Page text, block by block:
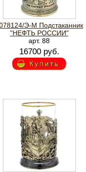
Э-М Подстаканник
"НЕФТЬ РОССИИ"
арт. 88
16700 руб.
Купить